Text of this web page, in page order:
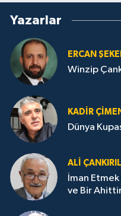
Yazarlar
ERCAN
Winzip
KADIR
Dünya
ALI ÇANKIRILI
İman
ve Bir